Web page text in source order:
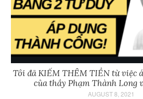
Tôi đã KIẾM THÊM TIỀN từ việc
của thầy Phạm Thành Long
AUGUST 8, 2021